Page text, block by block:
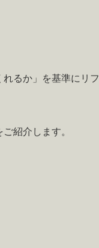
るか」を基準にリフ
ご紹介します。